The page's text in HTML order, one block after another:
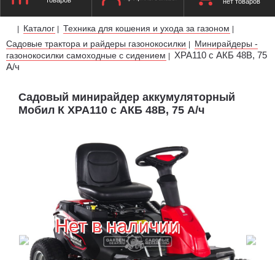
| Каталог | Техника для кошения и ухода за газоном |
Садовые трактора и райдеры газонокосилки |
Минирайдеры -
газонокосилки самоходные с сидением |
XPA110 с АКБ 48В, 75
А/ч
Садовый минирайдер аккумуляторный
Мобил К XPA110 с АКБ 48В, 75 А/ч
Нет в наличии